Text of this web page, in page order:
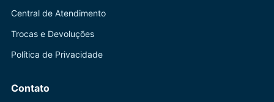
Central de Atendimento
Trocas e Devoluções
Política de Privacidade
Contato